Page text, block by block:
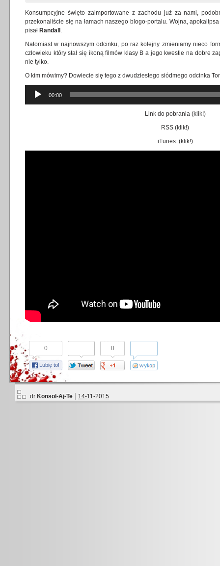
Konsumpcyjne święto zaimportowane z zachodu już za nami,
przekonaliście się na łamach naszego blogo-portalu. Wojna,
pisał Randall .
Natomiast w najnowszym odcinku, po raz kolejny zmieniamy nieco
człowieku który stał się ikoną filmów klasy B a jego kwestie na dobre
nie tylko.
O kim mówimy? Dowiecie się tego z dwudziestego siódmego odcinka
plików
dźwiękowych
00:00
Link do pobrania (klik!)
RSS (klik!)
iTunes: (klik!)
0
Lubię to!
0
dr Konsol-Aj-Te 14-11-2015